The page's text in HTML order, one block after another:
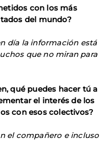
con los más
del mundo?
día la información está
que no miran para
qué puedes hacer tú a
el interés de los
con esos colectivos?
el compañero e incluso